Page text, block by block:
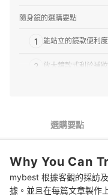
隨身鏡的選購要點
1 能站立的鏡款便利
2 放大鏡款式利於補妝
推薦十大隨身鏡人氣排行榜
讓化妝更輕鬆順手的精選鏡
總結
選購要點
Why You Can
mybest 根據客觀的採訪
據。並且在每篇文章製作